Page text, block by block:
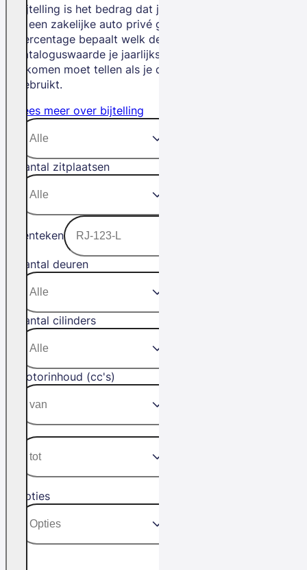
Bijtelling is het bedrag dat je betaalt als
je een zakelijke auto privé gebruikt. Het
percentage bepaalt welk deel van de
cataloguswaarde je jaarlijks bij je
inkomen moet tellen als je de auto privé
gebruikt.
Lees meer over bijtelling
Aantal zitplaatsen
Kenteken
Aantal deuren
Aantal cilinders
Motorinhoud (cc's)
Opties